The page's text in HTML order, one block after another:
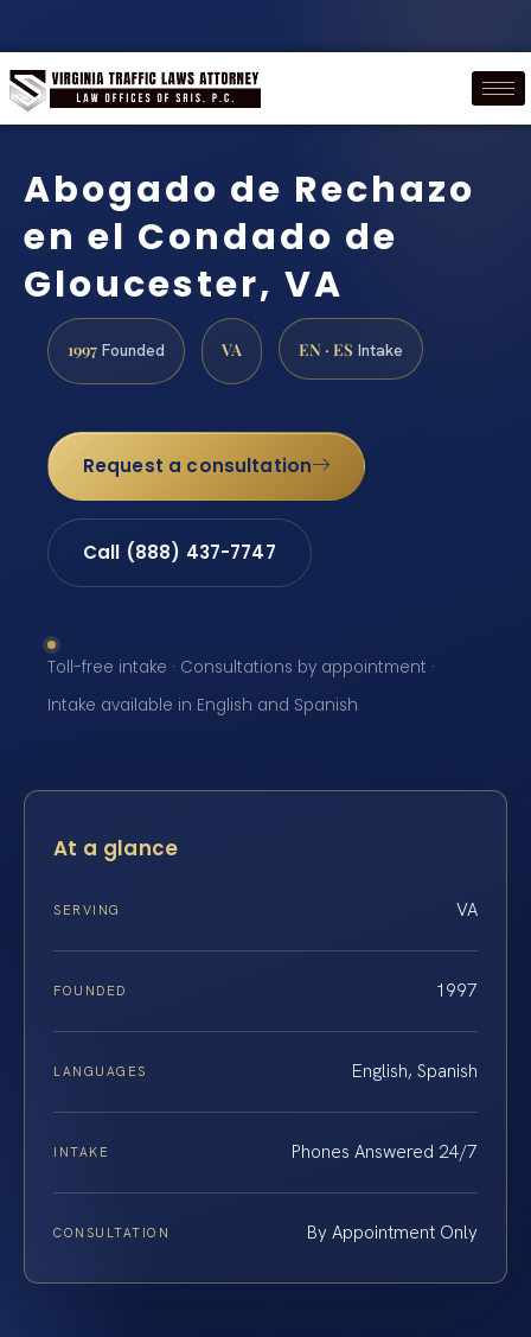
Abogado de Rechazo
en el Condado de
Gloucester, VA
1997 Founded VA EN · ES Intake
Request a consultation
Call (888) 437-7747
Toll-free intake · Consultations by appointment ·
Intake available in English and Spanish
At a glance
SERVING VA
FOUNDED 1997
LANGUAGES English, Spanish
INTAKE Phones Answered 24/7
CONSULTATION By Appointment Only